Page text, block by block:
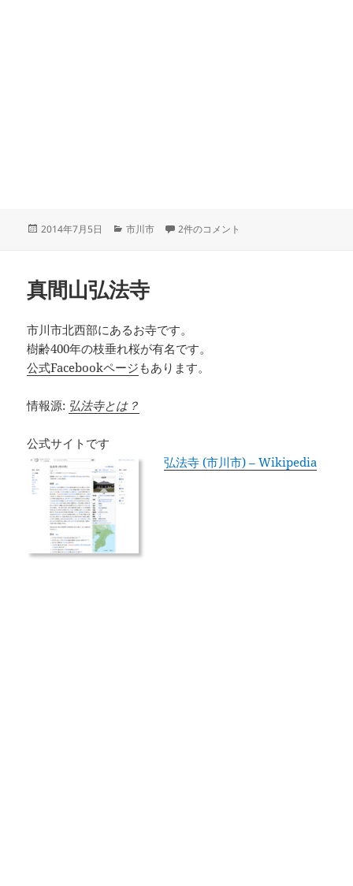
投
2014年7月5日
カ
ー
市川市 赤レンガ建造物 への
2件のコメント
真間山弘法寺
市川市北西部にあるお寺です。
樹齢400年の枝垂れ桜が有名です。
公式Facebookページ もあります。
情報源: 弘法寺とは？
公式サイトです
弘法寺 (市川市) – Wikipedia